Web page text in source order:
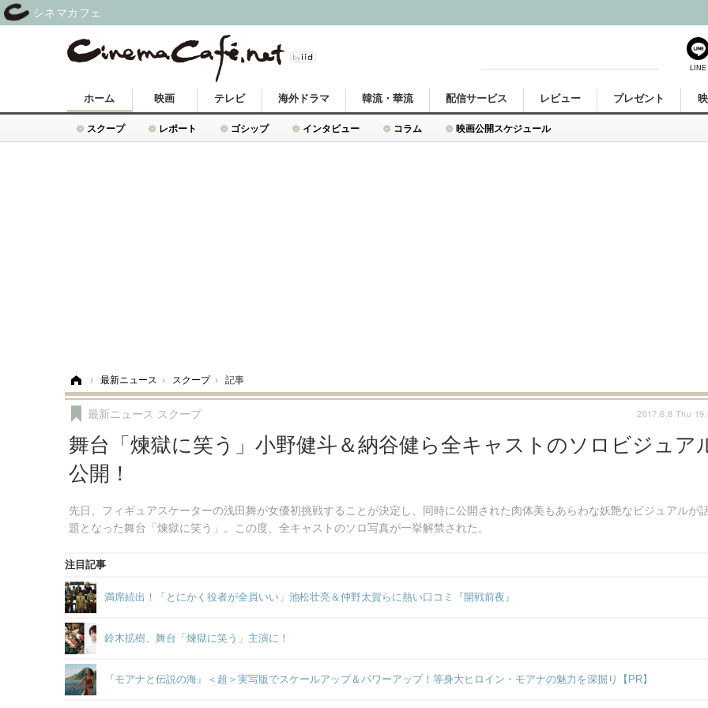
ホーム
スクープ レポート ゴシップ インタビュー コラム 映画公開スケジュール
映画 テレビ 海外ドラマ 韓流・華流 配信サービス レビュー プレゼント
› 最新ニュース › スクープ › 記事
舞台「煉獄に笑う」小野健斗＆納谷健ら全キャストのソロビジュア
公開！
先日、フィギュアスケーターの浅田舞が女優初挑戦することが決定し、同時に公開された肉体美もあらわな妖艶なビジュアルが
題となった舞台「煉獄に笑う」。この度、全キャストのソロ写真が一挙解禁された。
最新ニュース スクープ 2017.6.8 Thu
注目記事
満席続出！「とにかく役者が全員いい」池松壮亮＆仲野太賀らに熱い口コミ『開戦前夜』
鈴木拡樹、舞台「煉獄に笑う」主演に！
『モアナと伝説の海』＜超＞実写版でスケールアップ＆パワーアップ！等身大ヒロイン・モアナの魅力を深掘り【PR】
LINE
シネマカフェ